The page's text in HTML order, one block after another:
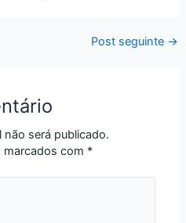
Post seguinte →
não será publicado.
com *